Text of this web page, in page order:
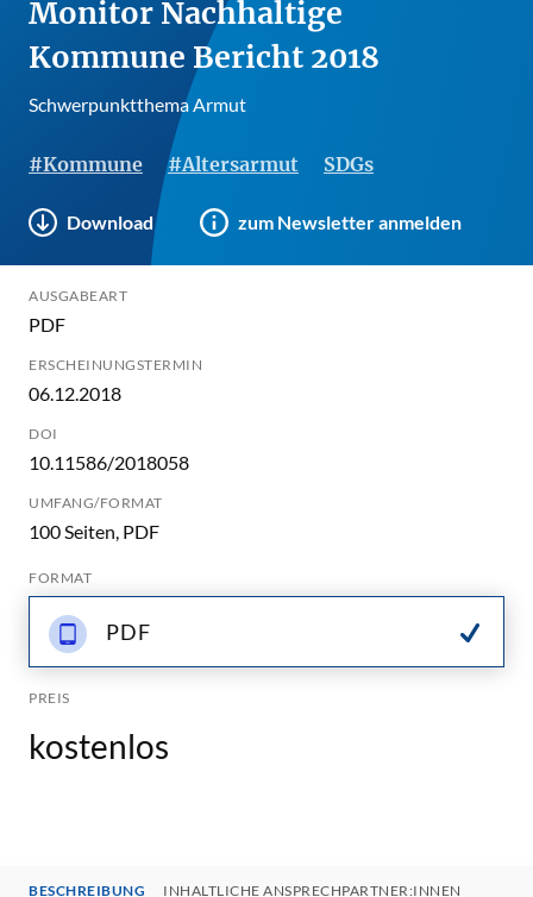
Monitor Nachhaltige
Kommune Bericht 2018
Schwerpunktthema Armut
#Kommune #Altersarmut SDGs
Download zum Newsletter anmelden
AUSGABEART
PDF
ERSCHEINUNGSTERMIN
06.12.2018
DOI
10.11586/2018058
UMFANG/FORMAT
100 Seiten, PDF
FORMAT
PDF
PREIS
kostenlos
BESCHREIBUNG INHALTLICHE ANSPRECHPARTNER:INNEN